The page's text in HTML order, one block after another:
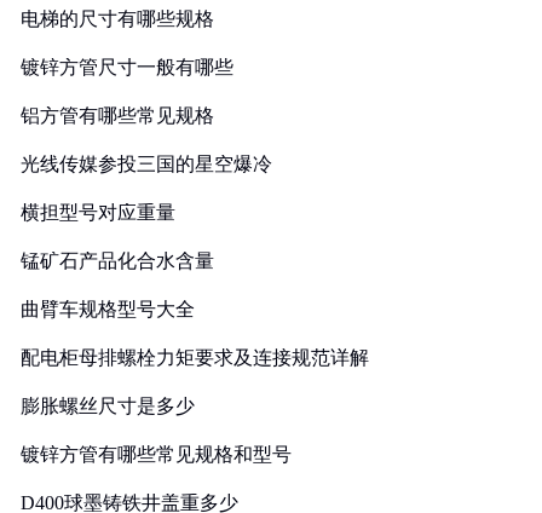
电梯的尺寸有哪些规格
镀锌方管尺寸一般有哪些
铝方管有哪些常见规格
光线传媒参投三国的星空爆冷
横担型号对应重量
锰矿石产品化合水含量
曲臂车规格型号大全
配电柜母排螺栓力矩要求及连接规范详解
膨胀螺丝尺寸是多少
镀锌方管有哪些常见规格和型号
D400球墨铸铁井盖重多少